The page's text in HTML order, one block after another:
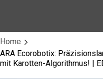
Home
ARA Ecorobotix:
mit Karotten-Algorithmus! |